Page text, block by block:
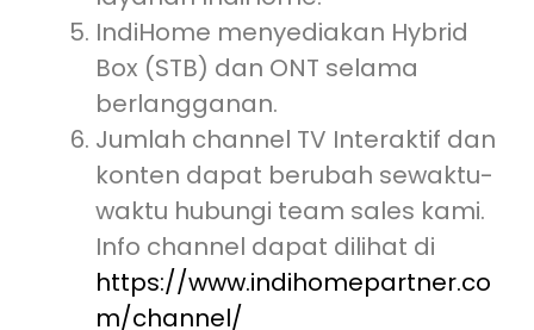
IndiHome menyediakan Hybrid
Box (STB) dan ONT selama
berlangganan.
Jumlah channel TV Interaktif dan
konten dapat berubah sewaktu-
waktu hubungi team sales kami.
Info channel dapat dilihat di
https://www.indihomepartner.co
m/channel/